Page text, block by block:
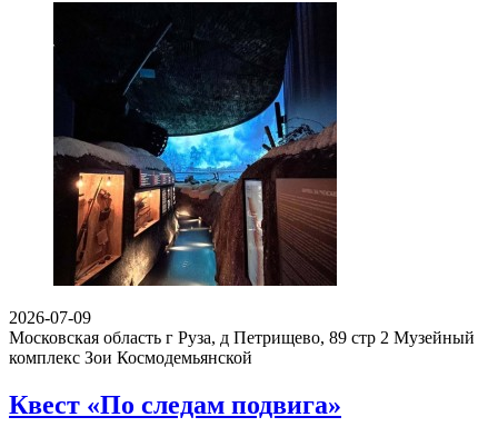
2026-07-09
Московская область г Руза, д Петрищево, 89 стр 2 Музейный
комплекс Зои Космодемьянской
Квест «По следам подвига»